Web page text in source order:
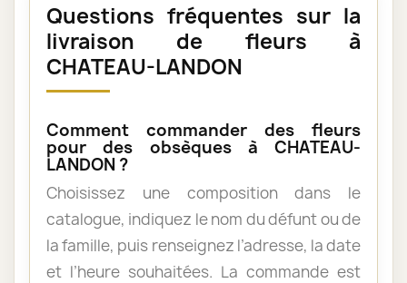
Questions fréquentes sur la
livraison de fleurs à
CHATEAU-LANDON
Comment commander des fleurs
pour des obsèques à CHATEAU-
LANDON ?
Choisissez une composition dans le
catalogue, indiquez le nom du défunt ou de
la famille, puis renseignez l’adresse, la date
et l’heure souhaitées. La commande est